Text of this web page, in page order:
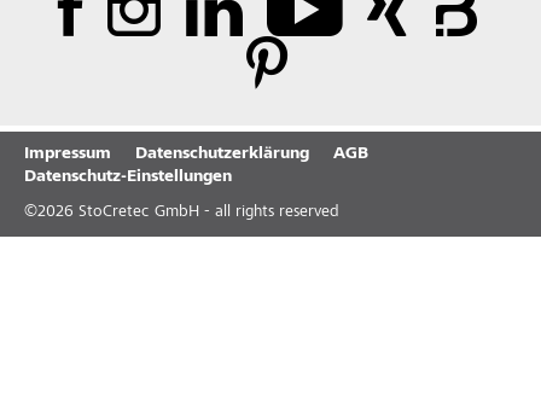
Impressum Datenschutzerklärung
AGB
Datenschutz-Einstellungen
©2026 StoCretec GmbH - all rights reserved